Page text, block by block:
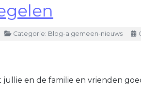
Categorie: Blog-algemeen-nieuws
en de familie en vrienden